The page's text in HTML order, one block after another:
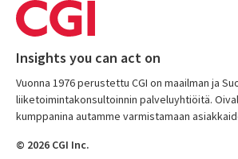
Insights you can act on
Vuonna 1976 perustettu CGI on maailman ja
liiketoimintakonsultoinnin palveluyhtiöitä.
kumppanina autamme varmistamaan
© 2026 CGI Inc.